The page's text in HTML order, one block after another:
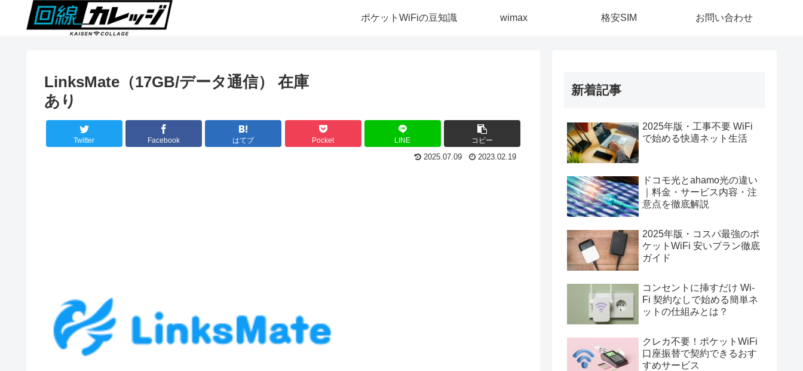
ポケットWiFiの豆知識 wimax 格安SIM お問い合わせ
LinksMate（17GB/データ通信） 在庫
あり
Twitter Facebook はてブ Pocket LINE コピー
2025.07.09 2023.02.19
新着記事
2025年版・工事不要 WiFi
で始める快適ネット生活
ドコモ光とahamo光の違い
｜料金・サービス内容・注
意点を徹底解説
2025年版・コスパ最強のポ
ケットWiFi 安いプラン徹底
ガイド
コンセントに挿すだけ Wi-
Fi 契約なしで始める簡単ネ
ットの仕組みとは？
クレカ不要！ポケットWiFi
口座振替で契約できるおす
すめサービス